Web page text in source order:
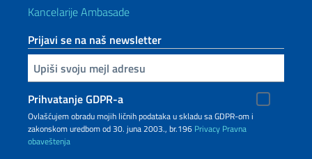
Kancelarije Ambasade
Prijavi se na naš newsletter
Upiši vaš imejl
Prihvatanje GDPR-a
Ovlašćujem obradu mojih ličnih podataka u skladu sa GDPR-om i
zakonskom uredbom od 30. juna 2003., br.196 Privacy Pravna
obaveštenja